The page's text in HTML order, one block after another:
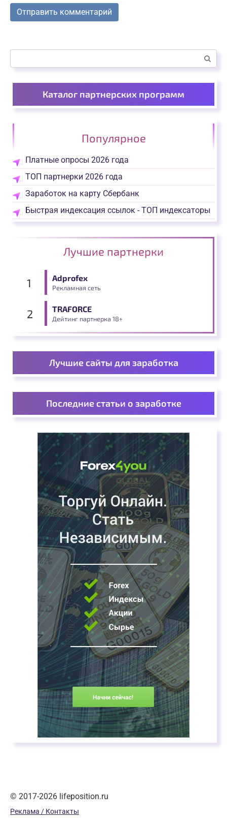
Каталог партнерских программ
Популярное
Платные опросы 2026 года
ТОП партнерки 2026 года
Заработок на карту Сбербанк
Быстрая индексация ссылок - ТОП индексаторы
Лучшие партнерки
Adprofex
Рекламная сеть
TRAFORCE
Дейтинг партнерка 18+
Лучшие сайты для заработка
Последние статьи о заработке
© 2017-2026 lifeposition.ru
Реклама / Контакты